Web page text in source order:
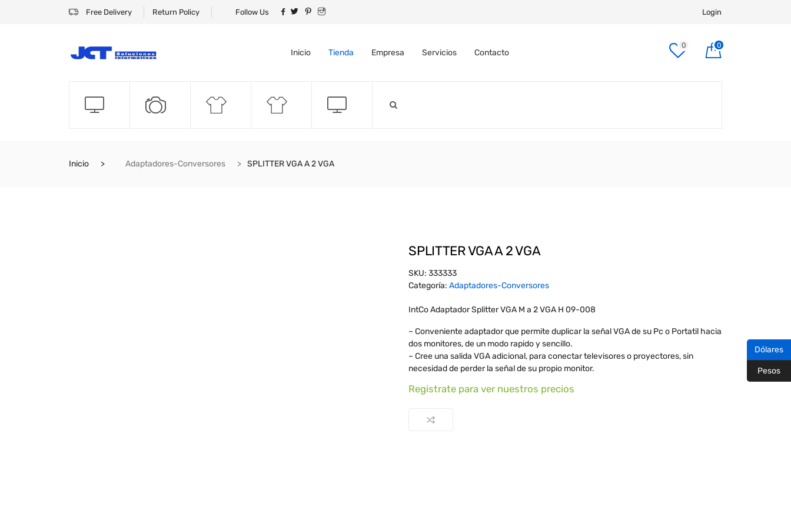
Free Delivery Return Policy Follow Us Login
Inicio Tienda Empresa Servicios Contacto
0 0
Inicio Adaptadores-Conversores SPLITTER VGA A 2 VGA
SPLITTER VGA A 2 VGA
SKU:333333
Categoría:Adaptadores-Conversores
IntCo Adaptador Splitter VGA M a 2 VGA H 09-008
– Conveniente adaptador que permite duplicar la señal VGA de su Pc o Portatil hacia
dos monitores, de un modo rapido y sencillo.
– Cree una salida VGA adicional, para conectar televisores o proyectores, sin
necesidad de perder la señal de su propio monitor.
Registrate para ver nuestros precios
Dólares
Pesos